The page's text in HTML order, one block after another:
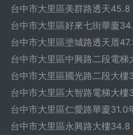
台中市大里區美群路透天45.8
台中市大里區好來七街華廈
台中市大里區塗城路透天厝
台中市大里區中興路二段電梯
台中市大里區國光路二段大樓
台中市大里區大智路電梯大樓
台中市大里區仁愛路華廈31.0
台中市大里區永興路大樓34.8